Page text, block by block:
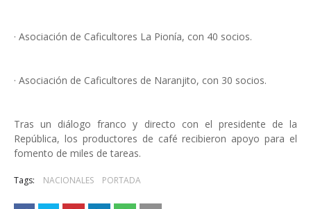
· Asociación de Caficultores La Pionía, con 40 socios.
· Asociación de Caficultores de Naranjito, con 30 socios.
Tras un diálogo franco y directo con el presidente de la
República, los productores de café recibieron apoyo para el
fomento de miles de tareas.
Tags: NACIONALES PORTADA